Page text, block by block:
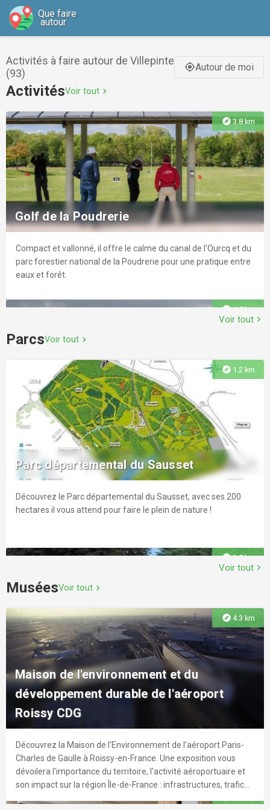
Que faire
autour
Activités à faire autour de Villepinte
(93)
gps_fixedAutour de moi
ActivitésVoir tout chevron_right
explore 3.8 km
Golf de la Poudrerie
Compact et vallonné, il offre le calme du canal de l'Ourcq et du
parc forestier national de la Poudrerie pour une pratique entre
eaux et forêt.
explore4.5 km
Golf International de Roissy
Au coeur de la Vallée Verte, sur environ 90 ha, le Golf
International de Roissy voit le jour en 2020, offrant des
équipements de premier ordre.
explore4.7 km
Piscine intercommunale
Outre la pratique individuelle, la piscine de Roissy propose de
nombreuses activités (cours d'aquagym, etc). D'autre part, le
sauna et le hammam permettent de garder le sourire toute
l'année !
explore
Le Canyon
Voir tout chevron_right
ParcsVoir tout chevron_right
explore 1.2 km
Parc départemental du Sausset
Découvrez le Parc départemental du Sausset, avec ses 200
hectares il vous attend pour faire le plein de nature !
explore3.5 km
Parc Robert Ballanger
À Aulnay-sous-Bois découvrez le parc Robert Ballanger, ses
aires de jeux, son espace animalier et son parcours sportif.
explore3.9 km
Voir tout chevron_right
MuséesVoir tout chevron_right
explore 4.3 km
Maison de l'environnement et du
développement durable de l'aéroport
Roissy CDG
Découvrez la Maison de l’Environnement de l’aéroport Paris-
Charles de Gaulle à Roissy-en-France. Une exposition vous
dévoilera l'importance du territoire, l'activité aéroportuaire et
son impact sur la région Île-de-France : infrastructures, trafic